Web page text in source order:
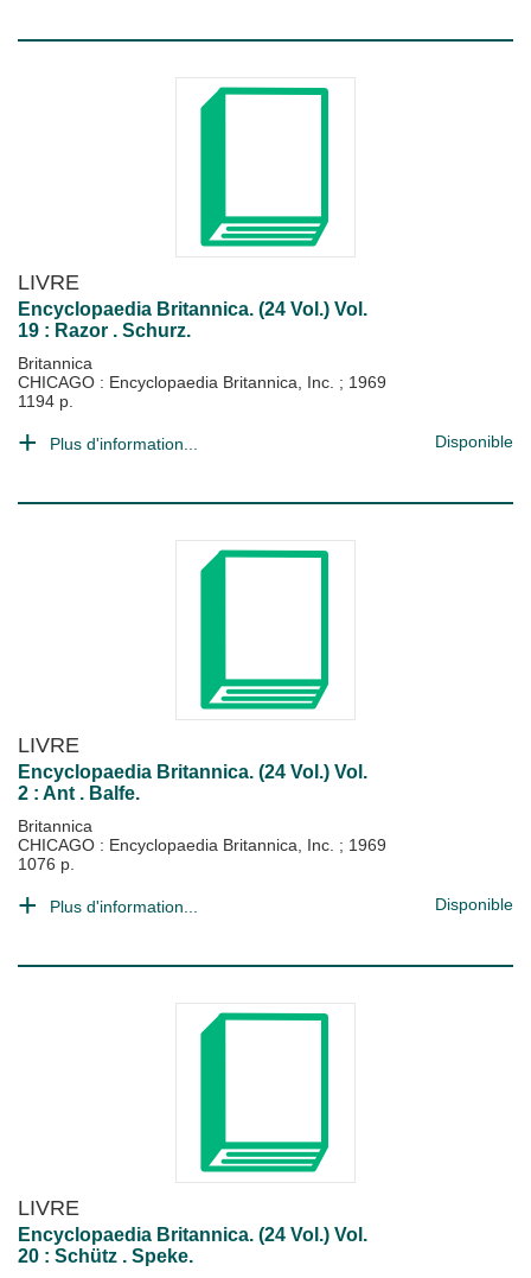
LIVRE
Encyclopaedia Britannica. (24 Vol.) Vol.
19 : Razor . Schurz.
Britannica
CHICAGO : Encyclopaedia Britannica, Inc. ; 1969
1194 p.
Plus d'information... Disponible
LIVRE
Encyclopaedia Britannica. (24 Vol.) Vol.
2 : Ant . Balfe.
Britannica
CHICAGO : Encyclopaedia Britannica, Inc. ; 1969
1076 p.
Plus d'information... Disponible
LIVRE
Encyclopaedia Britannica. (24 Vol.) Vol.
20 : Schütz . Speke.